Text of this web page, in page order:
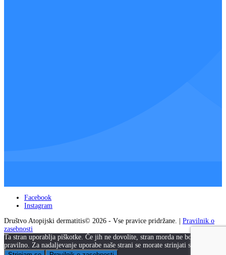
Facebook
Instagram
Društvo Atopijski dermatitis© 2026 - Vse pravice pridržane. | Pravilnik o
zasebnosti
Ta stran uporablja piškotke. Če jih ne dovolite, stran morda ne bo delovala
pravilno. Za nadaljevanje uporabe naše strani se morate strinjati s piškotki.